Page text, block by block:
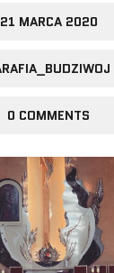
21 MARCA 2020
0 COMMENTS